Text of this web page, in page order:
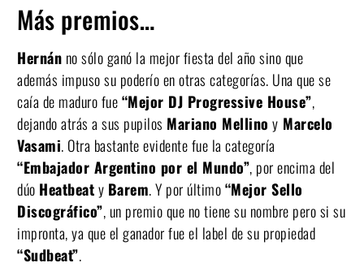
Más premios…
Hernán no sólo ganó la mejor fiesta del año sino que
además impuso su poderío en otras categorías. Una que se
caía de maduro fue“Mejor DJ Progressive House”,
dejando atrás a sus pupilos Mariano Mellino y Marcelo
Vasami. Otra bastante evidente fue la categoría
“Embajador Argentino por el Mundo”, por encima del
dúo Heatbeaty Barem. Y por último“Mejor Sello
Discográfico”, un premio que no tiene su nombre pero si su
impronta, ya que el ganador fue el label de su propiedad
“Sudbeat”.